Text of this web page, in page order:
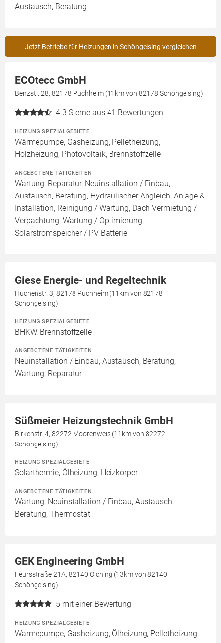
Austausch, Beratung
Jetzt Betriebe für Heizungen in Schöngeising vergleichen
ECOtecc GmbH
Benzstr. 28, 82178 Puchheim (11km von 82178 Schöngeising)
4.3 Sterne aus 41 Bewertungen
HEIZUNG SPEZIALGEBIETE
Wärmepumpe, Gasheizung, Pelletheizung,
Holzheizung, Photovoltaik, Brennstoffzelle
ANGEBOTENE TÄTIGKEITEN
Wartung, Reparatur, Neuinstallation / Einbau,
Austausch, Beratung, Hydraulischer Abgleich, Anlage &
Installation, Reinigung / Wartung, Dach Vermietung /
Verpachtung, Wartung / Optimierung,
Solarstromspeicher / PV Batterie
Giese Energie- und Regeltechnik
Huchenstr. 3, 82178 Puchheim (11km von 82178
Schöngeising)
HEIZUNG SPEZIALGEBIETE
BHKW, Brennstoffzelle
ANGEBOTENE TÄTIGKEITEN
Neuinstallation / Einbau, Austausch, Beratung,
Wartung, Reparatur
Süßmeier Heizungstechnik GmbH
Birkenstr. 4, 82272 Moorenweis (11km von 82272
Schöngeising)
HEIZUNG SPEZIALGEBIETE
Solarthermie, Ölheizung, Heizkörper
ANGEBOTENE TÄTIGKEITEN
Wartung, Neuinstallation / Einbau, Austausch,
Beratung, Thermostat
GEK Engineering GmbH
Feursstraße 21A, 82140 Olching (13km von 82140
Schöngeising)
5 mit einer Bewertung
HEIZUNG SPEZIALGEBIETE
Wärmepumpe, Gasheizung, Ölheizung, Pelletheizung,